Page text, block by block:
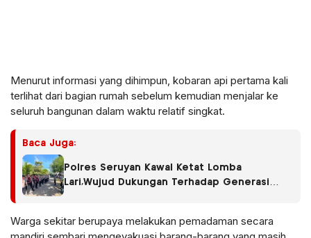
Menurut informasi yang dihimpun, kobaran api pertama kali
terlihat dari bagian rumah sebelum kemudian menjalar ke
seluruh bangunan dalam waktu relatif singkat.
Baca Juga:
Polres Seruyan Kawal Ketat Lomba
Lari,Wujud Dukungan Terhadap Generasi
Warga sekitar berupaya melakukan pemadaman secara